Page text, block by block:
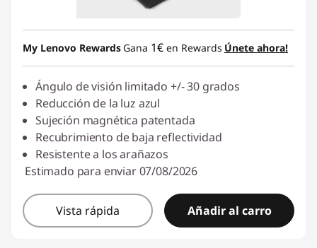
My Lenovo Rewards Gana 1€ en Rewards Únete ahora!
Ángulo de visión limitado +/- 30 grados
Reducción de la luz azul
Sujeción magnética patentada
Recubrimiento de baja reflectividad
Resistente a los arañazos
Estimado para enviar 07/08/2026
Vista rápida Añadir al carro